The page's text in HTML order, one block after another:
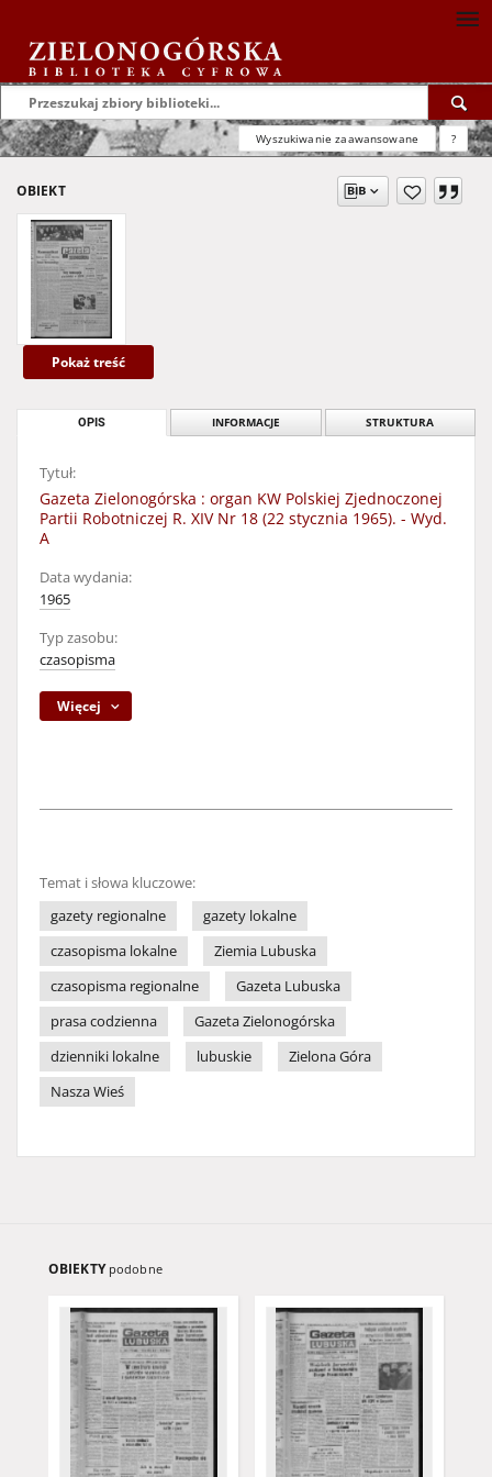
Wyszukiwanie zaawansowane ?
OBIEKT
Pokaż treść
OPIS INFORMACJE STRUKTURA
Tytuł:
Gazeta Zielonogórska : organ KW Polskiej Zjednoczonej
Partii Robotniczej R. XIV Nr 18 (22 stycznia 1965). - Wyd.
A
Data wydania:
1965
Typ zasobu:
czasopisma
Więcej
Temat i słowa kluczowe:
gazety regionalne
gazety lokalne
czasopisma lokalne
Ziemia Lubuska
czasopisma regionalne
Gazeta Lubuska
prasa codzienna
Gazeta Zielonogórska
dzienniki lokalne
lubuskie
Zielona Góra
Nasza Wieś
OBIEKTY podobne